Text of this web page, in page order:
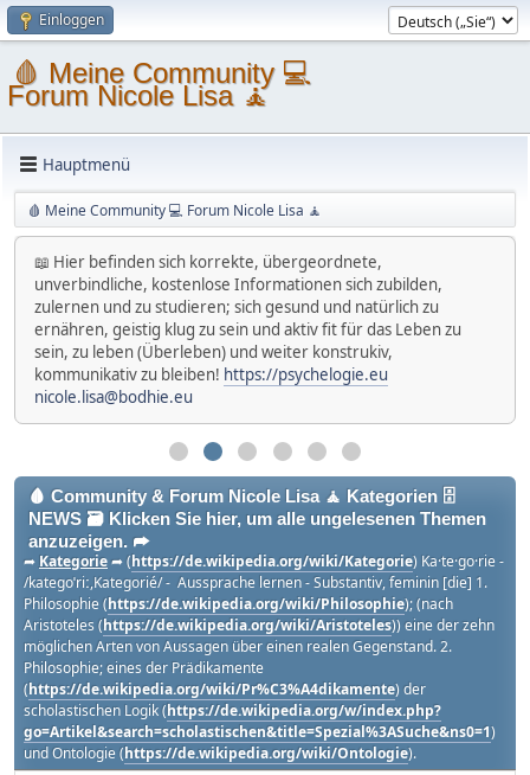
Einloggen
🩸 Meine Community 💻
Forum Nicole Lisa 🧘
Hauptmenü
🩸 Meine Community 💻 Forum Nicole Lisa 🧘
📖 Hier befinden sich korrekte, übergeordnete,
unverbindliche, kostenlose Informationen sich zubilden,
zulernen und zu studieren; sich gesund und natürlich zu
ernähren, geistig klug zu sein und aktiv fit für das Leben zu
sein, zu leben (Überleben) und weiter konstrukiv,
kommunikativ zu bleiben! https://psychelogie.eu
nicole.lisa@bodhie.eu
🩸 Community & Forum Nicole Lisa 🧘 Kategorien 🗄
NEWS 🗃 Klicken Sie hier, um alle ungelesenen Themen
anzuzeigen. ➦
➦Kategorie➦ (https://de.wikipedia.org/wiki/Kategorie) Ka·te·go·rie -
/kateɡoˈriː,Kategorié/ - Aussprache lernen - Substantiv, feminin [die] 1.
Philosophie (https://de.wikipedia.org/wiki/Philosophie); (nach
Aristoteles (https://de.wikipedia.org/wiki/Aristoteles)) eine der zehn
möglichen Arten von Aussagen über einen realen Gegenstand. 2.
Philosophie; eines der Prädikamente
(https://de.wikipedia.org/wiki/Pr%C3%A4dikamente) der
scholastischen Logik (https://de.wikipedia.org/w/index.php?
go=Artikel&search=scholastischen&title=Spezial%3ASuche&ns0=1)
und Ontologie (https://de.wikipedia.org/wiki/Ontologie).